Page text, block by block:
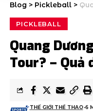
Blog > Pickleball >
PICKLEBALL
Quang
Tour? – Quả
THẾ GIỚI THỂ THAO 6